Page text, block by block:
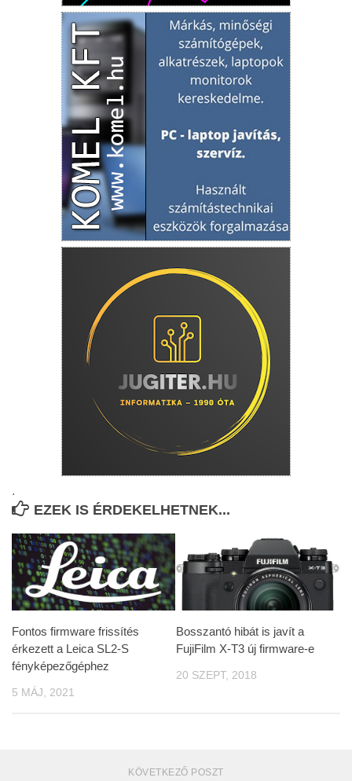
.
EZEK IS ÉRDEKELHETNEK...
Fontos firmware frissítés
érkezett a Leica SL2-S
fényképezőgéphez
5 MÁJ, 2021
Bosszantó hibát is javít a
FujiFilm X-T3 új firmware-e
20 SZEPT, 2018
KÖVETKEZŐ POSZT